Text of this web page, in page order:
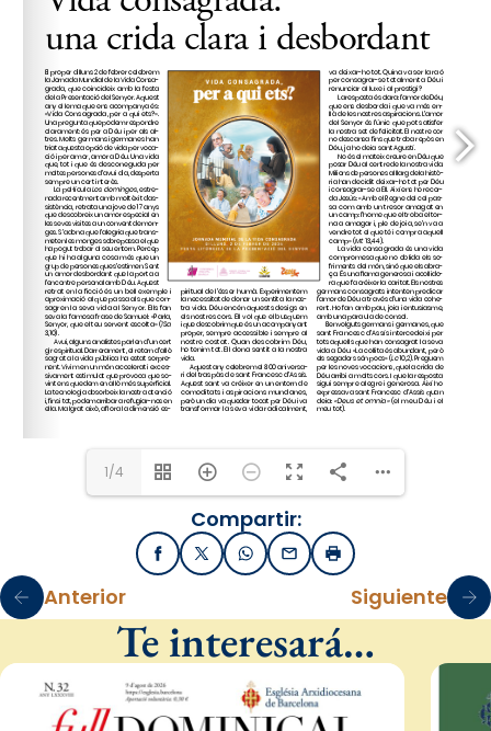
1/4
Compartir:
FacebookX / TwitterWhatsApp
EmailImprimir
Anterior Siguiente
Te interesará…